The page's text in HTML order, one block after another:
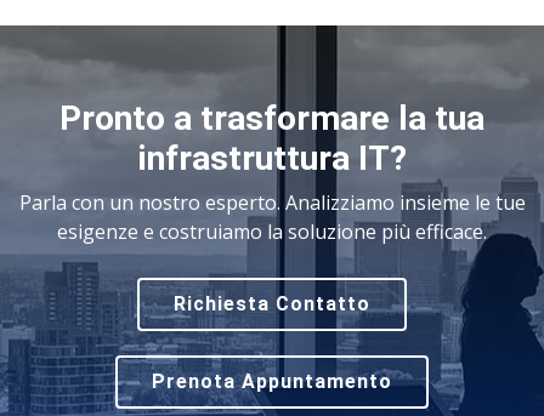
Pronto a trasformare la tua
infrastruttura IT?
Parla con un nostro esperto. Analizziamo insieme le tue
esigenze e costruiamo la soluzione più efficace.
Richiesta Contatto
Prenota Appuntamento